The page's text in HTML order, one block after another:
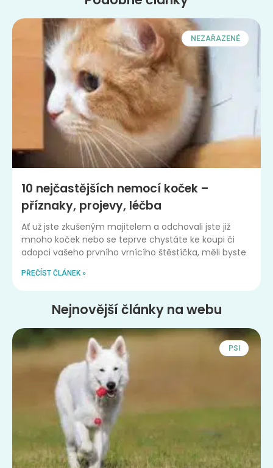
NEZAŘAZENÉ
10 nejčastějších nemocí koček –
příznaky, projevy, léčba
Ať už jste zkušeným majitelem a odchovali jste již
mnoho koček nebo se teprve chystáte ke koupi či
adopci vašeho prvního vrnícího štěstíčka, měli byste
PŘEČÍST ČLÁNEK »
Nejnovější články na webu
PSI